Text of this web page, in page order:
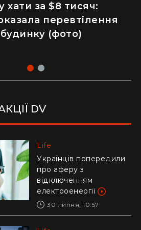
хати за $8 тисяч:
перевтілення
будинку (фото)
отруєнь через
ресторану призвело
DV
Life
Українців попередили
про аферу з
відключенням
електроенергії
30 липня, 10:57
Life
Ледь втримали на
руках: у Дніпрі рибалки
витягли з річки
гігантського коропа
(відео)
28 липня, 17:47